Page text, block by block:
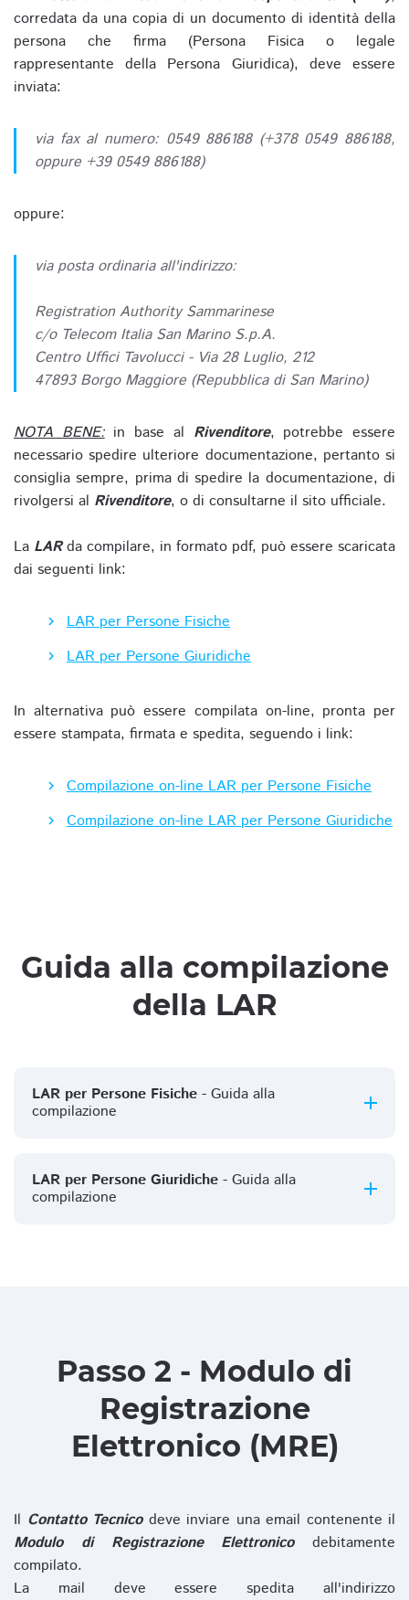
corredata da una copia di un documento di identità della
persona che firma (Persona Fisica o legale
rappresentante della Persona Giuridica), deve essere
inviata:
via fax al numero: 0549 886188 (+378 0549 886188,
oppure +39 0549 886188)
oppure:
via posta ordinaria all'indirizzo:
Registration Authority Sammarinese
c/o Telecom Italia San Marino S.p.A.
Centro Uffici Tavolucci - Via 28 Luglio, 212
47893 Borgo Maggiore (Repubblica di San Marino)
NOTA BENE:in base al Rivenditore, potrebbe essere
necessario spedire ulteriore documentazione, pertanto si
consiglia sempre, prima di spedire la documentazione, di
rivolgersi al Rivenditore, o di consultarne il sito ufficiale.
La LARda compilare, in formato pdf, può essere scaricata
dai seguenti link:
LAR per Persone Fisiche
LAR per Persone Giuridiche
In alternativa può essere compilata on-line, pronta per
essere stampata, firmata e spedita, seguendo i link:
Compilazione on-line LAR per Persone Fisiche
Compilazione on-line LAR per Persone Giuridiche
Guida alla compilazione
della LAR
LAR per Persone Fisiche - Guida alla
compilazione
LAR per Persone Giuridiche - Guida alla
compilazione
Passo 2 - Modulo di
Registrazione
Elettronico (MRE)
Il Contatto Tecnicodeve inviare una email contenente il
Modulo di Registrazione Elettronicodebitamente
compilato.
La mail deve essere spedita all'indirizzo